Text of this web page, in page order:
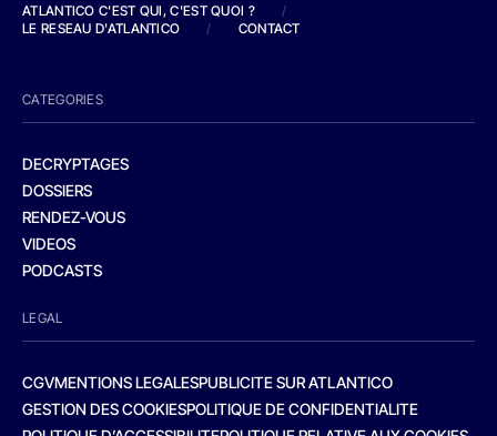
ATLANTICO C'EST QUI, C'EST QUOI ?
/
LE RESEAU D'ATLANTICO
/ CONTACT
CATEGORIES
DECRYPTAGES
DOSSIERS
RENDEZ-VOUS
VIDEOS
PODCASTS
LEGAL
CGVMENTIONS LEGALESPUBLICITE SUR ATLANTICO
GESTION DES COOKIESPOLITIQUE DE CONFIDENTIALITE